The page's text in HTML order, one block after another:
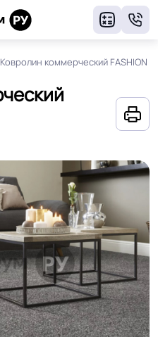
Ковролин коммерческий FASHION